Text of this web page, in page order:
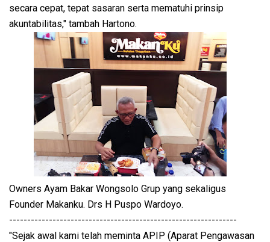
secara cepat, tepat sasaran serta mematuhi prinsip
akuntabilitas," tambah Hartono.
Owners Ayam Bakar Wongsolo Grup yang sekaligus
Founder Makanku. Drs H Puspo Wardoyo.
---------------------------------------------------------------
"Sejak awal kami telah meminta APIP (Aparat Pengawasan